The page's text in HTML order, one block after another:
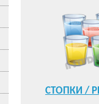
СТОПКИ /